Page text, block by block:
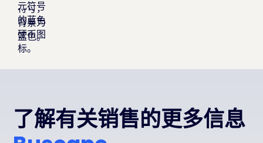
了解有关销售的更多信息